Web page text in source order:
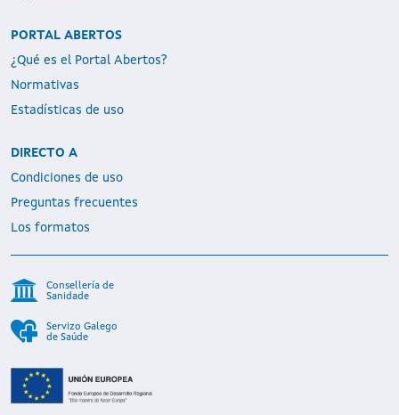
PORTAL ABERTOS
¿Qué es el Portal Abertos?
Normativas
Estadísticas de uso
DIRECTO A
Condiciones de uso
Preguntas frecuentes
Los formatos
Consellería de
Sanidade
Servizo Galego
de Saúde